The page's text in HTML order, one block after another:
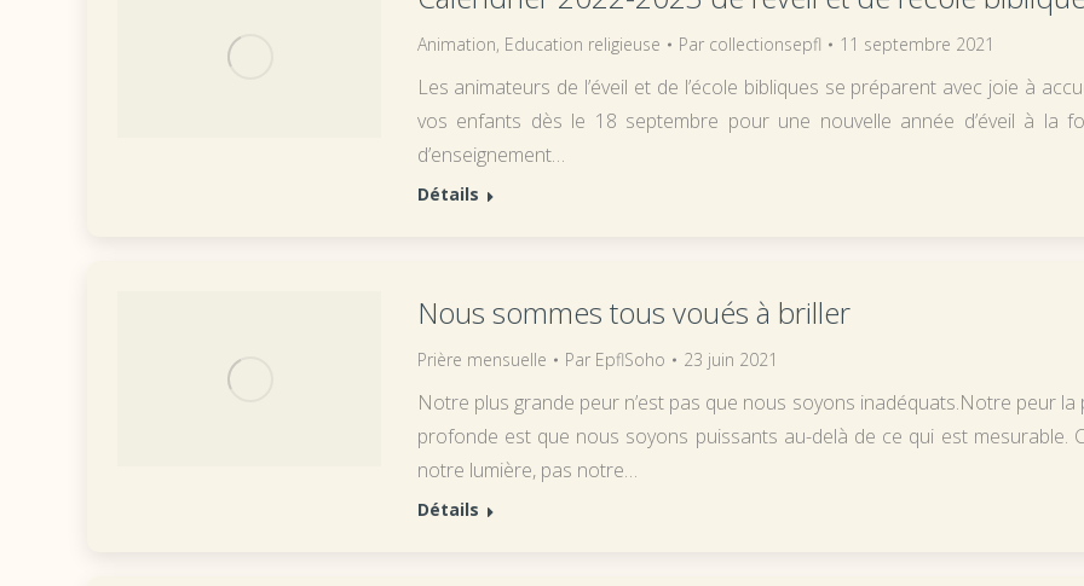
Animation, Education religieuse Par collectionsepfl 11 septembre 2021
Les animateurs de l’éveil et de l’école bibliques se préparent avec joie à
vos enfants dès le 18 septembre pour une nouvelle année d’éveil à la
d’enseignement…
Détails
Nous sommes tous voués à briller
Prière mensuelle Par EpflSoho 23 juin 2021
Notre plus grande peur n’est pas que nous soyons inadéquats.Notre peur la
profonde est que nous soyons puissants au-delà de ce qui est mesurable.
notre lumière, pas notre…
Détails